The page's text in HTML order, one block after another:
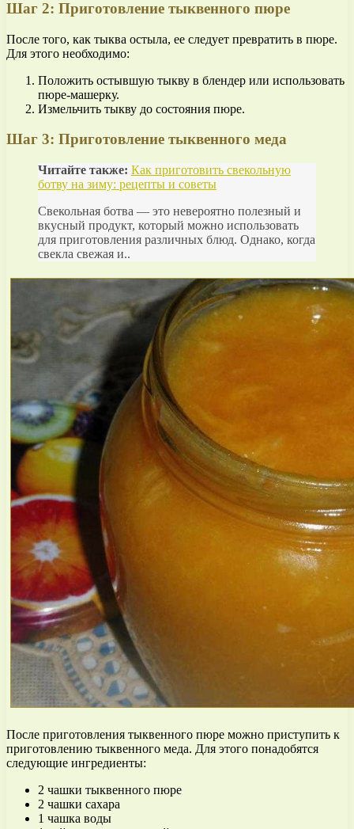
Шаг 2: Приготовление тыквенного пюре
После того, как тыква остыла, ее следует превратить в пюре.
Для этого необходимо:
Положить остывшую тыкву в блендер или использовать
пюре-машерку.
Измельчить тыкву до состояния пюре.
Шаг 3: Приготовление тыквенного меда
Читайте также: Как приготовить свекольную
ботву на зиму: рецепты и советы
Свекольная ботва — это невероятно полезный и
вкусный продукт, который можно использовать
для приготовления различных блюд. Однако, когда
свекла свежая и..
После приготовления тыквенного пюре можно приступить к
приготовлению тыквенного меда. Для этого понадобятся
следующие ингредиенты:
2 чашки тыквенного пюре
2 чашки сахара
1 чашка воды